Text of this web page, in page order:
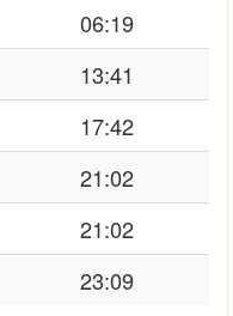
06:19
13:41
17:42
21:02
21:02
23:09